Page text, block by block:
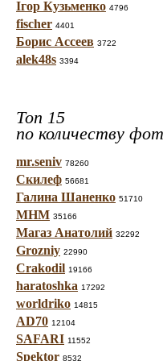
Ігор Кузьменко 4796
fischer 4401
Борис Ассеев 3722
alek48s 3394
Топ 15
по количеству
mr.seniv 78260
Скилеф 56681
Галина Шаненко 51710
МНМ 35166
Магаз Анатолий 32292
Grozniy 22990
Crakodil 19166
haratoshka 17292
worldriko 14815
AD70 12104
SAFARI 11552
Spektor 8532